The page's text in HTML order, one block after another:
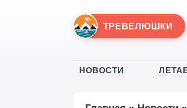
ТРЕВЕЛЮШКИ
НОВОСТИ